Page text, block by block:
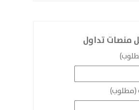
تداول
(مطلوب)